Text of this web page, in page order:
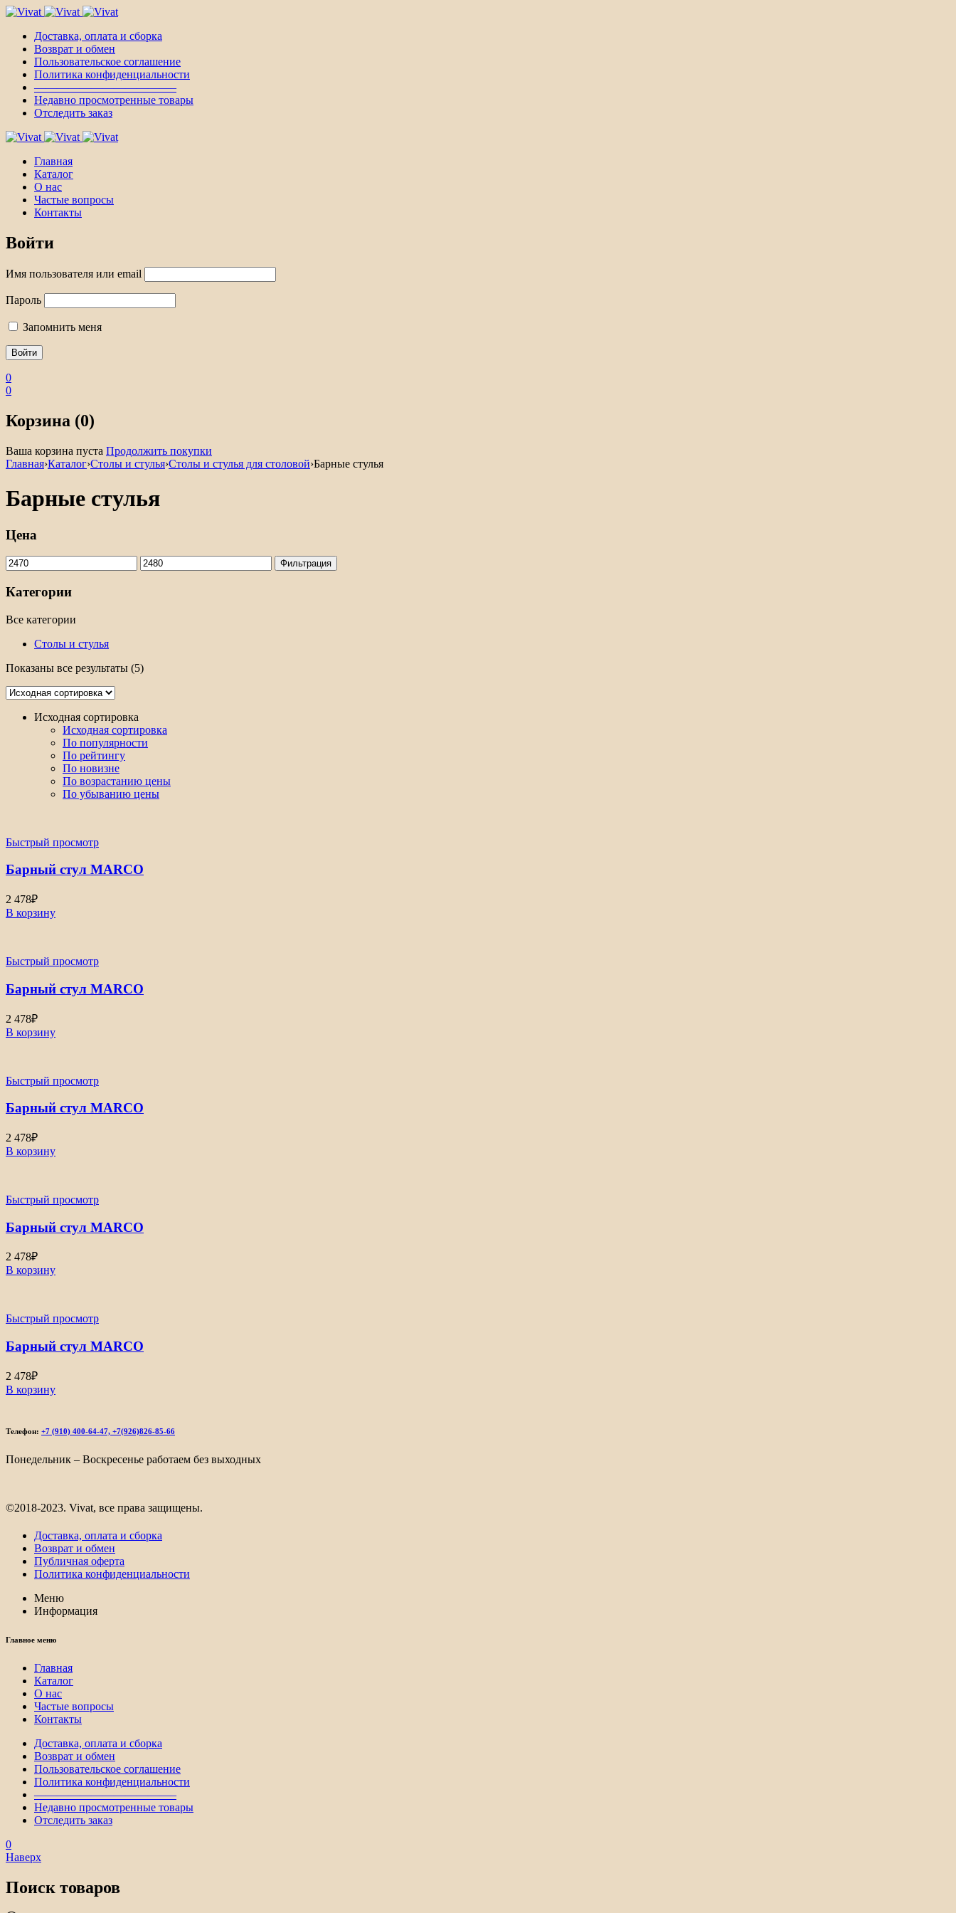
Доставка, оплата и сборка
Возврат и обмен
Пользовательское соглашение
Политика конфиденциальности
————————————–
Недавно просмотренные товары
Отследить заказ
Главная
Каталог
О нас
Частые вопросы
Контакты
Войти
Имя пользователя или email
Пароль
Запомнить меня
0
0
Корзина (0)
Ваша корзина пуста Продолжить покупки
Главная›Каталог›Столы и стулья›Столы и стулья для столовой›Барные стулья
Барные стулья
Цена
Минимальная
цена
Максимальная
цена
Фильтрация
Категории
Все категории
Столы и стулья
Показаны все результаты (5)
Исходная сортировка
Исходная сортировка
По популярности
По рейтингу
По новизне
По возрастанию цены
По убыванию цены
Быстрый просмотр
Барный стул MARCO
2 478₽
В корзину
Быстрый просмотр
Барный стул MARCO
2 478₽
В корзину
Быстрый просмотр
Барный стул MARCO
2 478₽
В корзину
Быстрый просмотр
Барный стул MARCO
2 478₽
В корзину
Быстрый просмотр
Барный стул MARCO
2 478₽
В корзину
Телефон: +7 (910) 400-64-47, +7(926)826-85-66
Понедельник – Воскресенье работаем без выходных
©2018-2023. Vivat, все права защищены.
Доставка, оплата и сборка
Возврат и обмен
Публичная оферта
Политика конфиденциальности
Меню
Информация
Главное меню
Главная
Каталог
О нас
Частые вопросы
Контакты
Доставка, оплата и сборка
Возврат и обмен
Пользовательское соглашение
Политика конфиденциальности
————————————–
Недавно просмотренные товары
Отследить заказ
0
Наверх
Поиск товаров